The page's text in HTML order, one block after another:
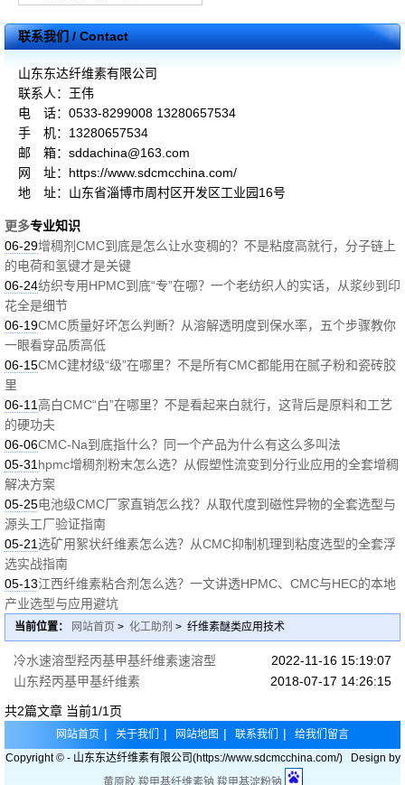
联系我们 / Contact
山东东达纤维素有限公司
联系人：王伟
电 话：0533-8299008 13280657534
手 机：13280657534
邮 箱：sddachina@163.com
网 址：https://www.sdcmcchina.com/
地 址：山东省淄博市周村区开发区工业园16号
更多专业知识
06-29增稠剂CMC到底是怎么让水变稠的？不是粘度高就行，分子链上
的电荷和氢键才是关键
06-24纺织专用HPMC到底“专”在哪？一个老纺织人的实话，从浆纱到印
花全是细节
06-19CMC质量好坏怎么判断？从溶解透明度到保水率，五个步骤教你
一眼看穿品质高低
06-15CMC建材级“级”在哪里？不是所有CMC都能用在腻子粉和瓷砖胶
里
06-11高白CMC“白”在哪里？不是看起来白就行，这背后是原料和工艺
的硬功夫
06-06CMC-Na到底指什么？同一个产品为什么有这么多叫法
05-31 hpmc增稠剂粉末怎么选？从假塑性流变到分行业应用的全套增稠
解决方案
05-25电池级CMC厂家直销怎么找？从取代度到磁性异物的全套选型与
源头工厂验证指南
05-21选矿用絮状纤维素怎么选？从CMC抑制机理到粘度选型的全套浮
选实战指南
05-13江西纤维素粘合剂怎么选？一文讲透HPMC、CMC与HEC的本地
产业选型与应用避坑
当前位置： 网站首页 > 化工助剂 > 纤维素醚类应用技术
2022-11-16 15:19:07
冷水速溶型羟丙基甲基纤维素速溶型
2018-07-17 14:26:15
山东羟丙基甲基纤维素
共2篇文章 当前1/1页
网站首页 | 关于我们 | 网站地图 | 联系我们 |
给我们留言
Copyright © - 山东东达纤维素有限公司(https://www.sdcmcchina.com/) Design by
黄原胶 羧甲基纤维素钠 羧甲基淀粉钠